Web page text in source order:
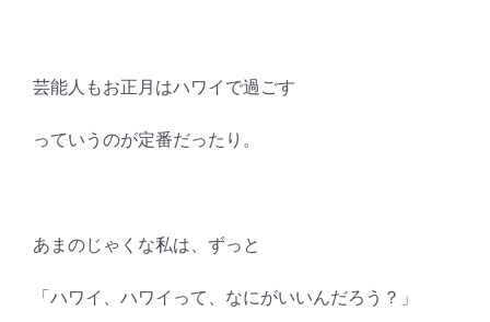
芸能人もお正月はハワイで過ごす
っていうのが定番だったり。
あまのじゃくな私は、ずっと
「ハワイ、ハワイって、なにがいいんだろう？」